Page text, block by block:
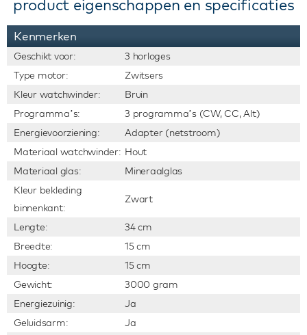
product eigenschappen en specificaties
Kenmerken
Geschikt voor:
3 horloges
Type motor:
Zwitsers
Kleur watchwinder:
Bruin
Programma’s:
3 programma’s (CW, CC, Alt)
Energievoorziening:
Adapter (netstroom)
Materiaal watchwinder: Hout
Materiaal glas:
Mineraalglas
Kleur bekleding
binnenkant:
Zwart
Lengte:
34 cm
Breedte:
15 cm
Hoogte:
15 cm
Gewicht:
3000 gram
Energiezuinig:
Ja
Geluidsarm:
Ja